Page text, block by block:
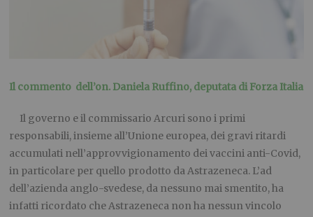
Il commento dell’on. Daniela Ruffino, deputata di Forza Italia
Il governo e il commissario Arcuri sono i primi
responsabili, insieme all’Unione europea, dei gravi ritardi
accumulati nell’approvvigionamento dei vaccini anti-Covid,
in particolare per quello prodotto da Astrazeneca. L’ad
dell’azienda anglo-svedese, da nessuno mai smentito, ha
infatti ricordato che Astrazeneca non ha nessun vincolo